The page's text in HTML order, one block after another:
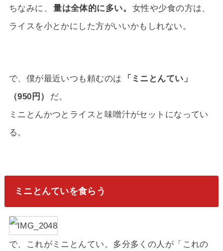
ちなみに、 量は全体的に多い。
女性や少食の方は、
ライスを小とかにした方がいいかもしれない。
で、僕が最近いつも頼むのは
「ミニとんてい」
（950円）
だ。
ミニとんかつとライスと味噌汁がセットになってい
る。
ミニとんていを食らう
で、これがミニとんてい。多分多くの人が「これの